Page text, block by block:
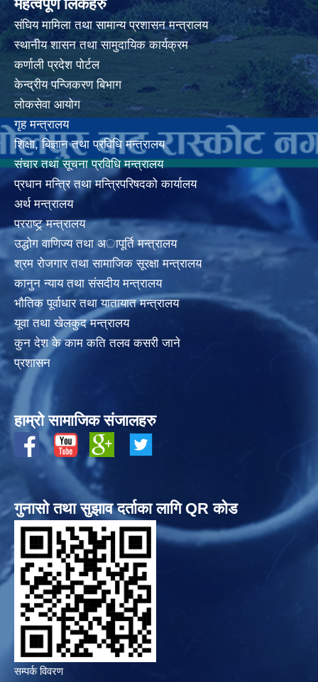
महत्वपूर्ण लिंकहरु
संघिय मामिला तथा सामान्य प्रशासन मन्त्रालय
स्थानीय शासन तथा सामुदायिक कार्यक्रम
कर्णाली प्रदेश पोर्टल
केन्द्रीय पन्जिकरण बिभाग
लोकसेवा आयोग
गृह मन्त्रालय
शिक्षा, बिज्ञान तथा प्रविधि मन्त्रालय
संचार तथा सूचना प्रविधि मन्त्रालय
प्रधान मन्त्रि तथा मन्त्रिपरिषदको कार्यालय
अर्थ मन्त्रालय
परराष्ट्र् मन्त्रालय
उद्धोग वाणिज्य तथा अापूर्ति मन्त्रालय
श्रम रोजगार तथा सामाजिक सूरक्षा मन्त्रालय
कानुन न्याय तथा संसदीय मन्त्रालय
भाैतिक पूर्वाधार तथा यातायात मन्त्रालय
यूवा तथा खेलकुद मन्त्रालय
कुन देश के काम कति तलव कसरी जाने
प्रशासन
हाम्रो सामाजिक संजालहरु
गुनासो तथा सुझाव दर्ताका लागि QR कोड
सम्पर्क विवरण